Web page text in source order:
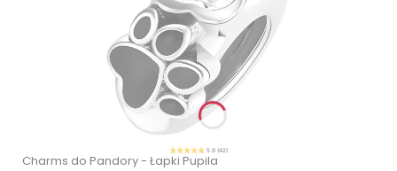
5.0 (42)
Charms do Pandory - Łapki Pupila